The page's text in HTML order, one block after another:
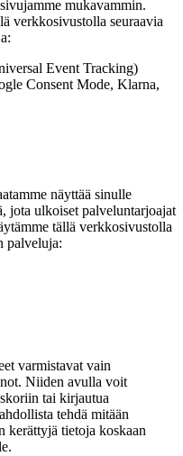
mukavammin.
verkkosivustolla seuraavia
Event Tracking)
Consent Mode, Klarna,
näyttää sinulle
jota ulkoiset palveluntarjoajat
tällä verkkosivustolla
palveluja:
varmistavat vain
Niiden avulla voit
tai kirjautua
tehdä mitään
kerättyjä tietoja koskaan